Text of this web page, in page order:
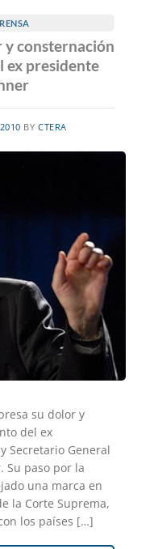
y consternación
ex presidente
BY CTERA
su dolor y
del ex
Secretario General
Su paso por la
una marca en
la Corte Suprema,
los países […]